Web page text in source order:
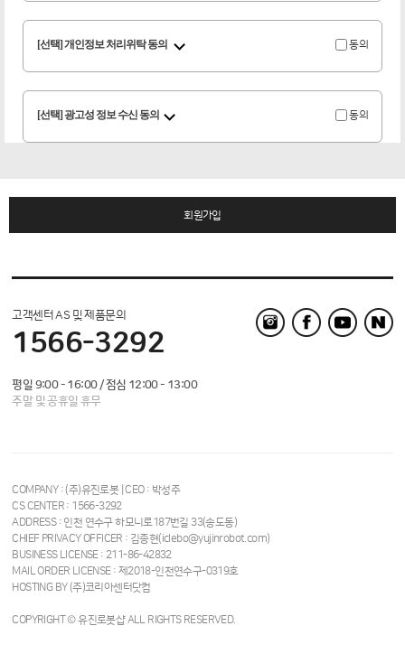
[선택] 개인정보 처리위탁 동의 동의
[선택] 광고성 정보 수신 동의 동의
회원가입
고객센터 AS 및 제품문의
1566-3292
평일 9:00 - 16:00 / 점심 12:00 - 13:00
주말 및 공휴일 휴무
COMPANY : (주)유진로봇 | CEO : 박성주
CS CENTER : 1566-3292
ADDRESS : 인천 연수구 하모니로187번길 33(송도동)
CHIEF PRIVACY OFFICER : 김종현(iclebo@yujinrobot.com)
BUSINESS LICENSE : 211-86-42832
MAIL ORDER LICENSE : 제2018-인천연수구-0319호
HOSTING BY (주)코리아센터닷컴
COPYRIGHT © 유진로봇샵 ALL RIGHTS RESERVED.